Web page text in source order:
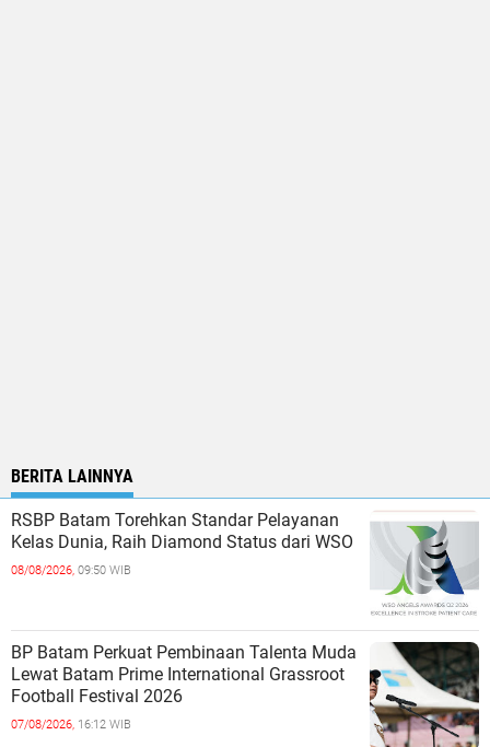
BERITA LAINNYA
RSBP Batam Torehkan Standar Pelayanan
Kelas Dunia, Raih Diamond Status dari WSO
08/08/2026, 09:50 WIB
BP Batam Perkuat Pembinaan Talenta Muda
Lewat Batam Prime International Grassroot
Football Festival 2026
07/08/2026, 16:12 WIB